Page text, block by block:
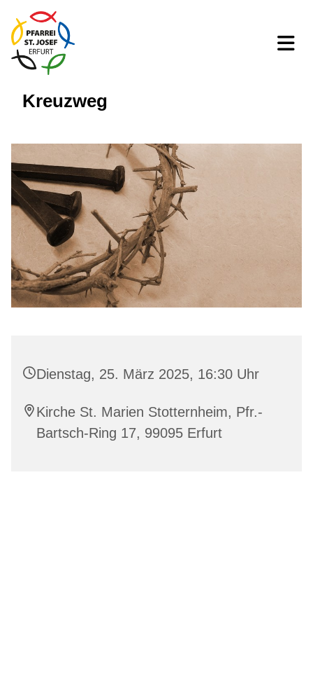
Kreuzweg
Dienstag, 25. März 2025, 16:30 Uhr
Kirche St. Marien Stotternheim, Pfr.-
Bartsch-Ring 17, 99095 Erfurt